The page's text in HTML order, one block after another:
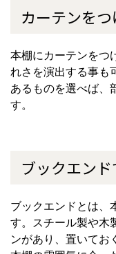
カーテンをつ
本棚にカーテンをつ
れさを演出する事も
あるものを選べば、
す。
ブックエン
ブックエンドとは、
す。スチール製や木
ンがあり、置いてお